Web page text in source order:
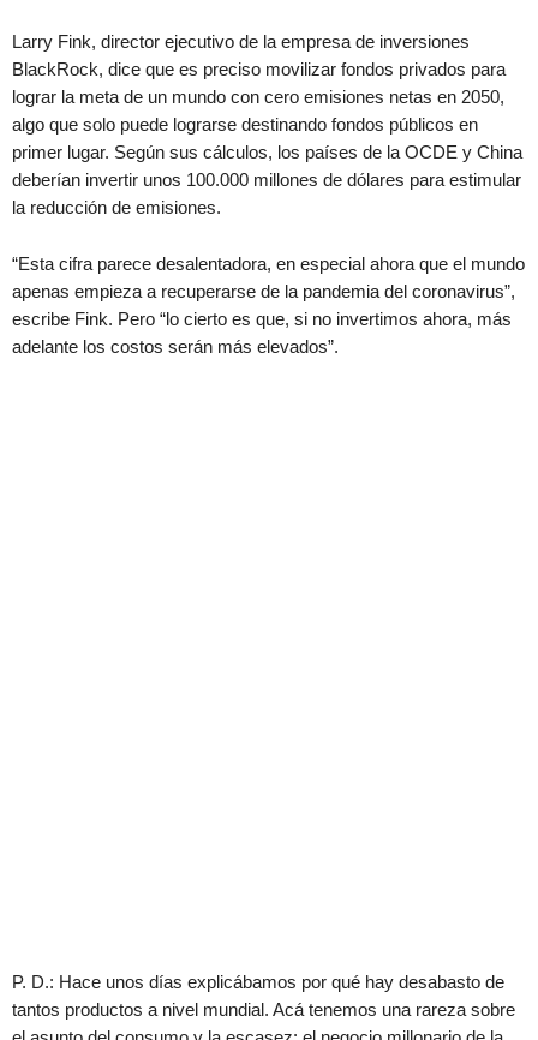
Larry Fink, director ejecutivo de la empresa de inversiones
BlackRock, dice que es preciso movilizar fondos privados para
lograr la meta de un mundo con cero emisiones netas en 2050,
algo que solo puede lograrse destinando fondos públicos en
primer lugar. Según sus cálculos, los países de la OCDE y China
deberían invertir unos 100.000 millones de dólares para estimular
la reducción de emisiones.
“Esta cifra parece desalentadora, en especial ahora que el mundo
apenas empieza a recuperarse de la pandemia del coronavirus”,
escribe Fink. Pero “lo cierto es que, si no invertimos ahora, más
adelante los costos serán más elevados”.
P. D.: Hace unos días explicábamos por qué hay desabasto de
tantos productos a nivel mundial. Acá tenemos una rareza sobre